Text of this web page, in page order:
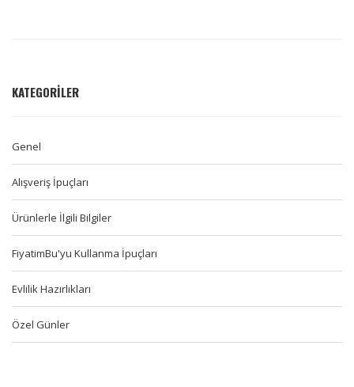
KATEGORILER
Genel
Alışveriş İpuçları
Ürünlerle İlgili Bilgiler
FiyatimBu'yu Kullanma İpuçları
Evlilik Hazırlıkları
Özel Günler